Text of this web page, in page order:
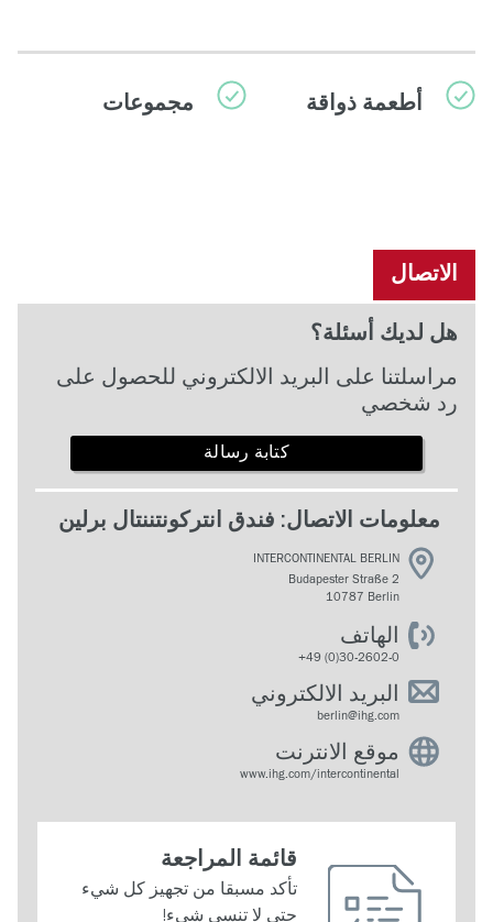
أطعمة ذواقة مجموعات
الاتصال
هل لديك أسئلة؟
مراسلتنا على البريد الالكتروني للحصول على
رد شخصي
كتابة رسالة
معلومات الاتصال: فندق انتركونتننتال برلين
INTERCONTINENTAL BERLIN
Budapester Straße 2
10787 Berlin
الهاتف
+49 (0)30-2602-0
البريد الالكتروني
berlin@ihg.com
موقع الانترنت
www.ihg.com/intercontinental
قائمة المراجعة
تأكد مسبقا من تجهيز كل شيء
حتى لا تنسى شيء!